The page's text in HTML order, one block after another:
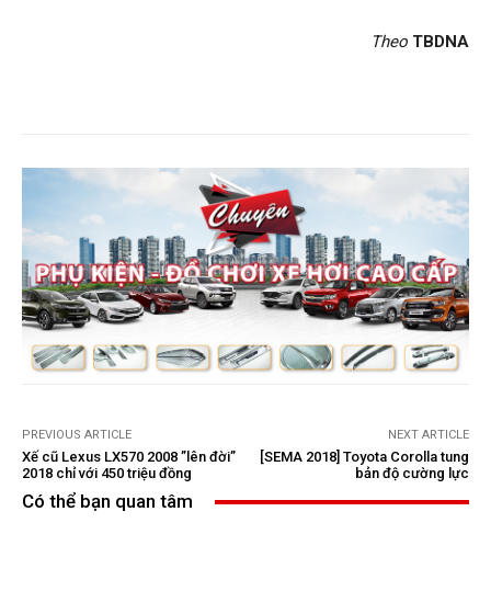
Theo TBDNA